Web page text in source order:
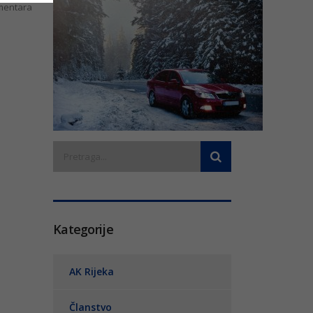
Kategorije
AK Rijeka
Članstvo